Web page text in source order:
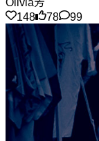
Olivia芳
148
78 99